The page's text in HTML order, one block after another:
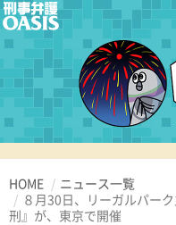
HOME
ニュース一覧
８月30日、リーガルパー
刑』が、東京で開催